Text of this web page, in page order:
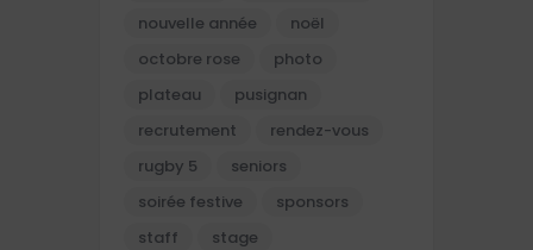
nouvelle année
noël
octobre rose
photo
plateau
pusignan
recrutement
rendez-vous
rugby 5
seniors
soirée festive
sponsors
staff
stage